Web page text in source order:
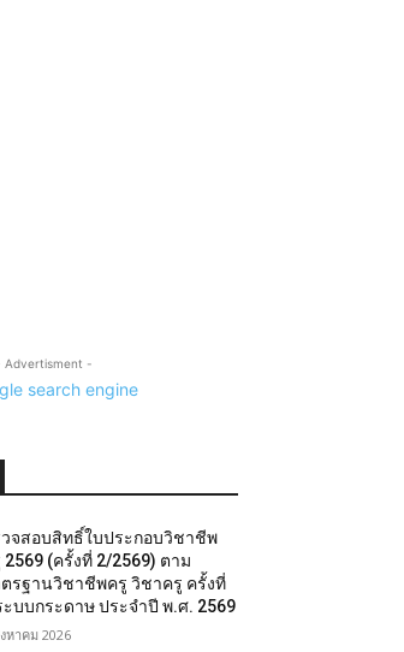
Advertisment -
จสอบสิทธิ์ใบประกอบวิชาชีพ
2569 (ครั้งที่ 2/2569) ตาม
รฐานวิชาชีพครู วิชาครู ครั้งที่
ะบบกระดาษ ประจำปี พ.ศ. 2569
หาคม 2026